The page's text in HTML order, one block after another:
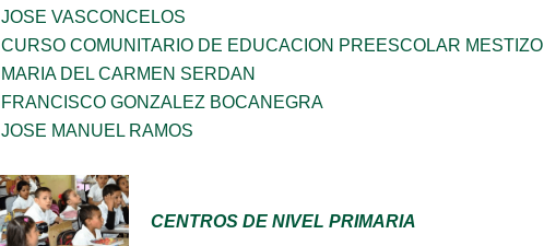
JOSE VASCONCELOS
CURSO COMUNITARIO DE EDUCACION PREESCOLAR MESTIZO
MARIA DEL CARMEN SERDAN
FRANCISCO GONZALEZ BOCANEGRA
JOSE MANUEL RAMOS
CENTROS DE NIVEL PRIMARIA